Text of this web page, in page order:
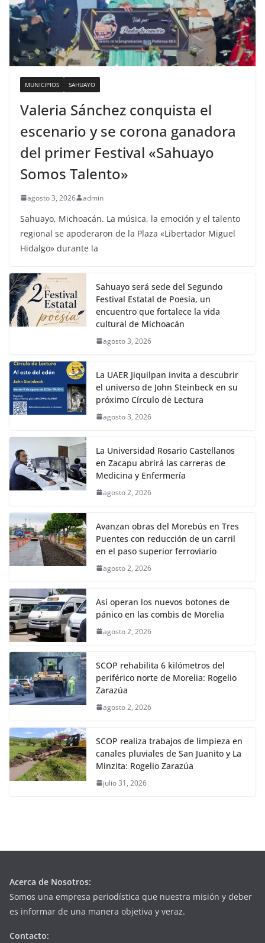
MUNICIPIOS SAHUAYO
Valeria Sánchez conquista el
escenario y se corona ganadora
del primer Festival «Sahuayo
Somos Talento»
agosto 3, 2026 admin
Sahuayo, Michoacán. La música, la emoción y el talento
regional se apoderaron de la Plaza «Libertador Miguel
Hidalgo» durante la
Sahuayo será sede del Segundo
Festival Estatal de Poesía, un
encuentro que fortalece la vida
cultural de Michoacán
agosto 3, 2026
La UAER Jiquilpan invita a descubrir
el universo de John Steinbeck en su
próximo Círculo de Lectura
agosto 3, 2026
La Universidad Rosario Castellanos
en Zacapu abrirá las carreras de
Medicina y Enfermería
agosto 2, 2026
Avanzan obras del Morebús en Tres
Puentes con reducción de un carril
en el paso superior ferroviario
agosto 2, 2026
Así operan los nuevos botones de
pánico en las combis de Morelia
agosto 2, 2026
SCOP rehabilita 6 kilómetros del
periférico norte de Morelia: Rogelio
Zarazúa
agosto 2, 2026
SCOP realiza trabajos de limpieza en
canales pluviales de San Juanito y La
Minzita: Rogelio Zarazúa
julio 31, 2026
Acerca de Nosotros:
Somos una empresa periodística que nuestra misión y deber
es informar de una manera objetiva y veraz.
Contacto: